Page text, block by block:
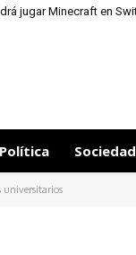
jugar Minecraft en
Política Sociedad
universitarios